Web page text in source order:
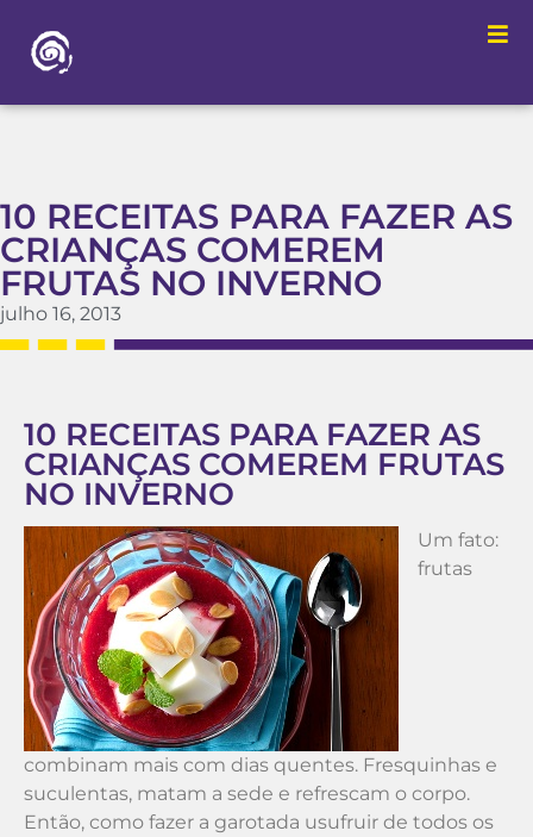
10 RECEITAS PARA FAZER AS
CRIANÇAS COMEREM
FRUTAS NO INVERNO
julho 16, 2013
10 RECEITAS PARA FAZER AS
CRIANÇAS COMEREM FRUTAS
NO INVERNO
Um fato:
frutas
combinam mais com dias quentes. Fresquinhas e
suculentas, matam a sede e refrescam o corpo.
Então, como fazer a garotada usufruir de todos os